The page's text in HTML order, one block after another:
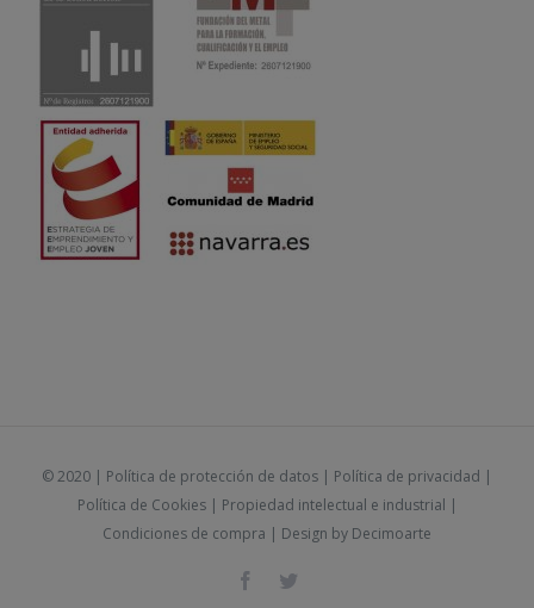
© 2020 | Política de protección de datos | Política de privacidad |
Política de Cookies| Propiedad intelectual e industrial |
Condiciones de compra | Design by Decimoarte
Facebook